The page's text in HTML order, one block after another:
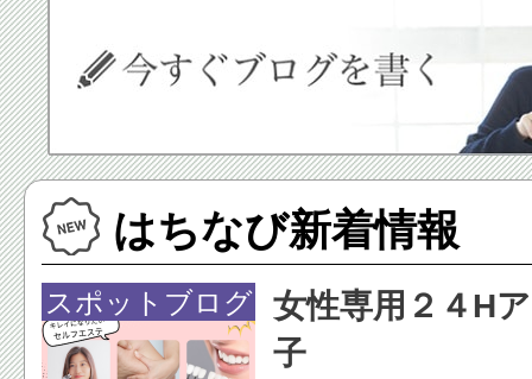
はちなび新着情報
スポットブログ
女性専用２４H
子